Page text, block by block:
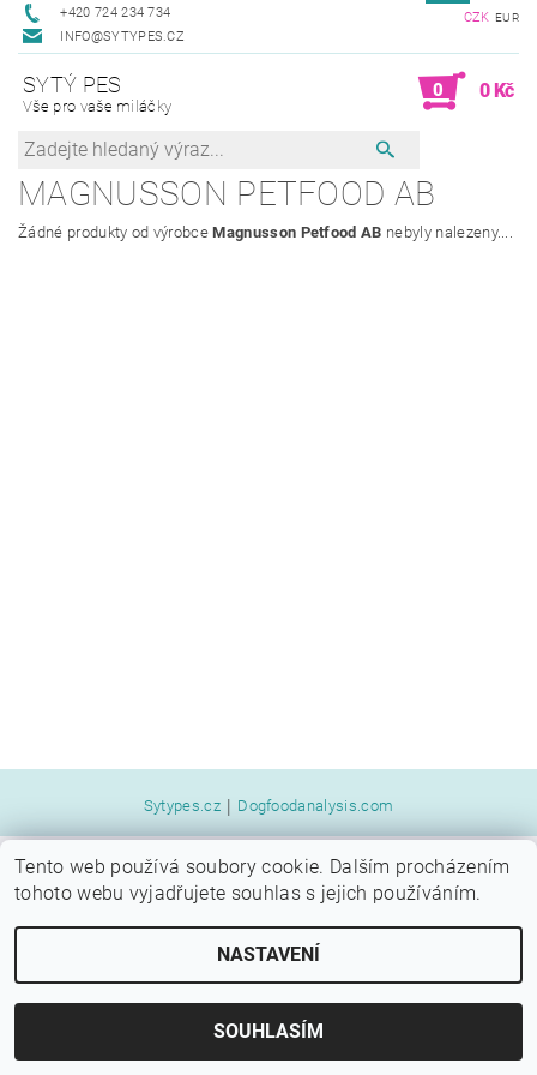
+420 724 234 734
INFO@SYTYPES.CZ
CZK EUR
SYTÝ PES
Vše pro vaše miláčky
0 0 Kč
MAGNUSSON PETFOOD AB
Žádné produkty od výrobceMagnusson Petfood AB nebyly nalezeny....
Sytypes.cz | Dogfoodanalysis.com
2026 © SYTÝ PES, všechna práva vyhrazena
Vytvořil Shoptet
Tento web používá soubory cookie. Dalším procházením
tohoto webu vyjadřujete souhlas s jejich používáním.
NASTAVENÍ
SOUHLASÍM